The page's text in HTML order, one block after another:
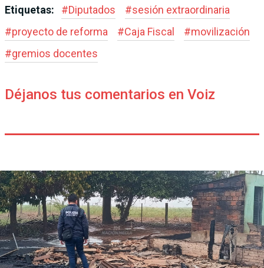
Etiquetas: #Diputados #sesión extraordinaria
#proyecto de reforma #Caja Fiscal #movilización
#gremios docentes
Déjanos tus comentarios en Voiz